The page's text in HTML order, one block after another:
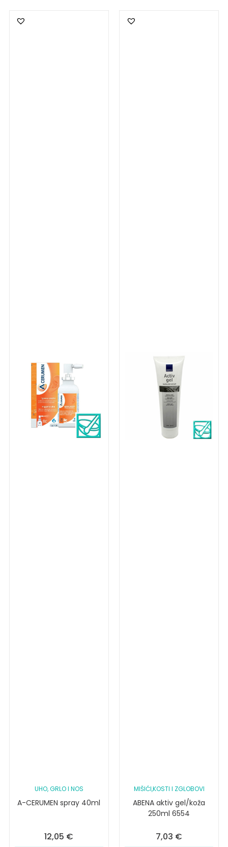
UHO, GRLO I NOS
A-CERUMEN spray 40ml
12,05 €
MIŠIĆI,KOSTI I ZGLOBOVI
ABENA aktiv gel/koža
250ml 6554
7,03 €